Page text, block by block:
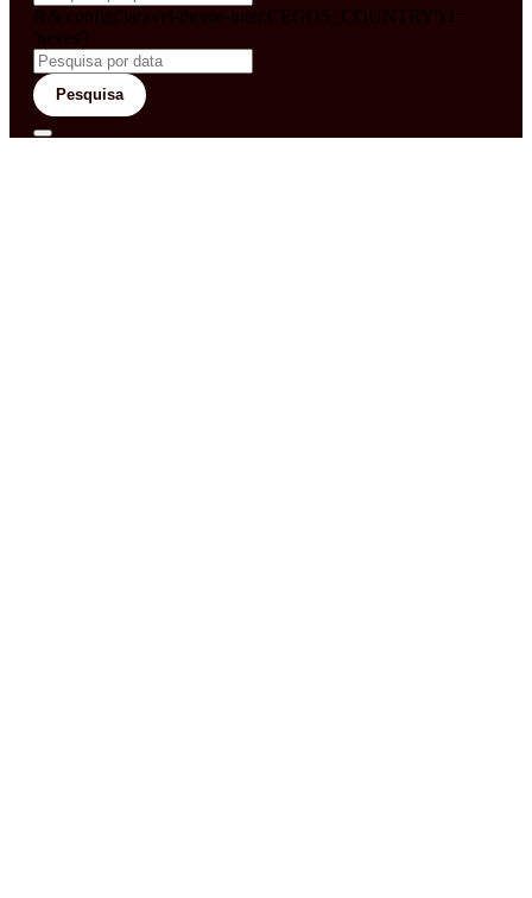
&& config('laravel-theme-inter.CEGOS_COUNTRY') !=
'neves')
Pesquisa